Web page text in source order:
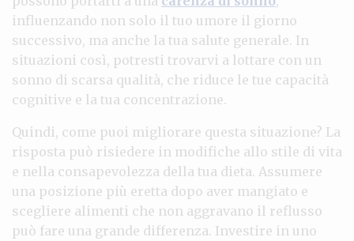
influenzando non solo il tuo umore il giorno
successivo, ma anche la tua salute generale. In
situazioni così, potresti trovarvi a lottare con un
sonno di scarsa qualità, che riduce le tue capacità
cognitive e la tua concentrazione.
Quindi, come puoi migliorare questa situazione? La
risposta può risiedere in modifiche allo stile di vita
e nella consapevolezza della tua dieta. Assumere
una posizione più eretta dopo aver mangiato e
scegliere alimenti che non aggravano il reflusso
può fare una grande differenza. Investire in uno